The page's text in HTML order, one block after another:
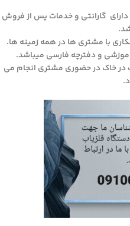
گارانتی و خدمات پس از فروش
خاک در حضوری مشتری انجام می